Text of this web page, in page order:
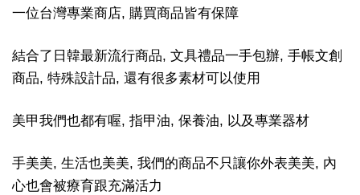
一位台灣專業商店, 購買商品皆有保障
結合了日韓最新流行商品, 文具禮品一手包辦, 手帳文創
商品, 特殊設計品, 還有很多素材可以使用
美甲我們也都有喔, 指甲油, 保養油, 以及專業器材
手美美, 生活也美美, 我們的商品不只讓你外表美美, 內
心也會被療育跟充滿活力